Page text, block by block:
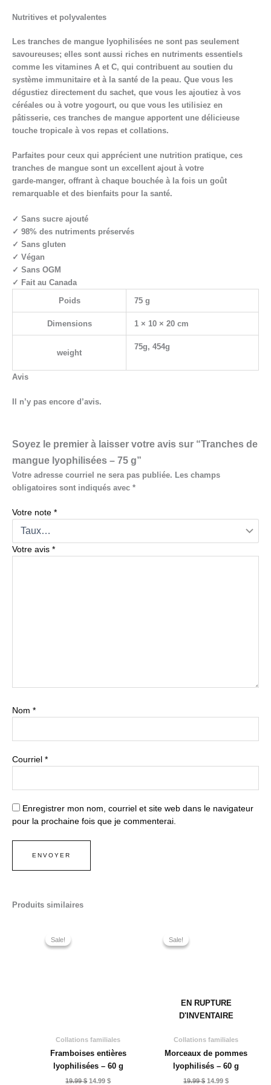
Nutritives et polyvalentes
Les tranches de mangue lyophilisées ne sont pas seulement
savoureuses; elles sont aussi riches en nutriments essentiels
comme les vitamines A et C, qui contribuent au soutien du
système immunitaire et à la santé de la peau. Que vous les
dégustiez directement du sachet, que vous les ajoutiez à vos
céréales ou à votre yogourt, ou que vous les utilisiez en
pâtisserie, ces tranches de mangue apportent une délicieuse
touche tropicale à vos repas et collations.
Parfaites pour ceux qui apprécient une nutrition pratique, ces
tranches de mangue sont un excellent ajout à votre
garde‑manger, offrant à chaque bouchée à la fois un goût
remarquable et des bienfaits pour la santé.
✓ Sans sucre ajouté
✓ 98% des nutriments préservés
✓ Sans gluten
✓ Végan
✓ Sans OGM
✓ Fait au Canada
Poids
75 g
Dimensions 1 × 10 × 20 cm
weight
75g, 454g
Avis
Il n’y pas encore d’avis.
Soyez le premier à laisser votre avis sur “Tranches de
mangue lyophilisées – 75 g”
Votre adresse courriel ne sera pas publiée. Les champs
obligatoires sont indiqués avec *
Votre note *
Votre avis *
Nom *
Courriel *
Enregistrer mon nom, courriel et site web dans le navigateur
pour la prochaine fois que je commenterai.
Produits similaires
Sale!
Sale!
Collations familiales
Framboises entières
lyophilisées – 60 g
19.99$ Le
14.99$Le
Sale!
EN RUPTURE
D'INVENTAIRE
Sale!
Collations familiales
Morceaux de pommes
lyophilisés – 60 g
19.99$ Le
14.99$Le